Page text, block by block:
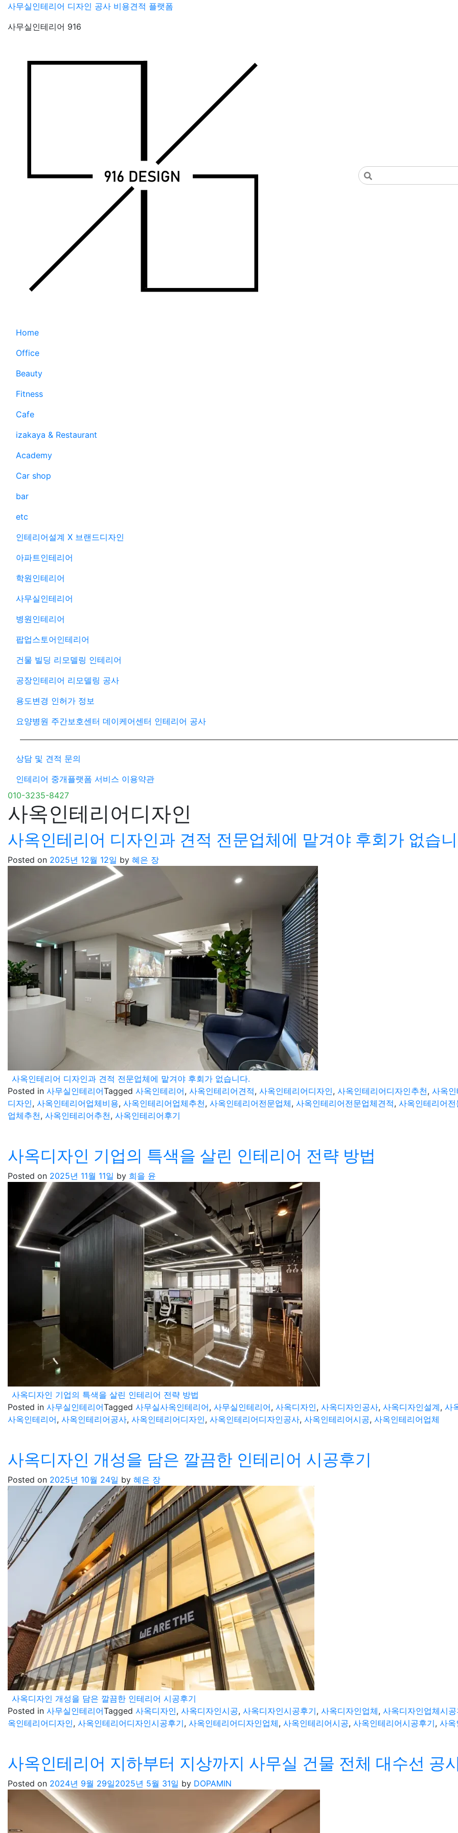
Skip
content
사무실인테리어 디자인 공사 비용견적 플랫폼
사무실인테리어 916
Home
Office
Beauty
Fitness
Cafe
izakaya & Restaurant
Academy
Car shop
bar
etc
인테리어설계 X 브랜드디자인
아파트인테리어
학원인테리어
사무실인테리어
병원인테리어
팝업스토어인테리어
건물 빌딩 리모델링 인테리어
공장인테리어 리모델링 공사
용도변경 인허가 정보
요양병원 주간보호센터 데이케어센터 인테리어 공사
상담 및 견적 문의
인테리어 중개플랫폼 서비스 이용약관
010-3235-8427
사옥인테리어디자인
사옥인테리어 디자인과 견적 전문업체에 맡겨야 후회가 없습
Posted on 2025년 12월 12일 by 혜은 장
사옥인테리어 디자인과 견적 전문업체에 맡겨야 후회가 없습니다.
Posted in 사무실인테리어Tagged 사옥인테리어, 사옥인테리어견적, 사옥인테리어디자인, 사옥인테리어디자인추천, 사옥
디자인, 사옥인테리어업체비용, 사옥인테리어업체추천, 사옥인테리어전문업체, 사옥인테리어전문업체견적, 사옥인테리어
업체추천, 사옥인테리어추천, 사옥인테리어후기
사옥디자인 기업의 특색을 살린 인테리어 전략 방법
Posted on 2025년 11월 11일 by 희을 윤
사옥디자인 기업의 특색을 살린 인테리어 전략 방법
Posted in 사무실인테리어Tagged 사무실사옥인테리어, 사무실인테리어, 사옥디자인, 사옥디자인공사, 사옥디자인설계, 사
사옥인테리어, 사옥인테리어공사, 사옥인테리어디자인, 사옥인테리어디자인공사, 사옥인테리어시공, 사옥인테리어업체
사옥디자인 개성을 담은 깔끔한 인테리어 시공후기
Posted on 2025년 10월 24일 by 혜은 장
사옥디자인 개성을 담은 깔끔한 인테리어 시공후기
Posted in 사무실인테리어Tagged 사옥디자인, 사옥디자인시공, 사옥디자인시공후기, 사옥디자인업체, 사옥디자인업체시
옥인테리어디자인, 사옥인테리어디자인시공후기, 사옥인테리어디자인업체, 사옥인테리어시공, 사옥인테리어시공후기, 사옥
사옥인테리어 지하부터 지상까지 사무실 건물 전체 대수선 공
Posted on 2024년 9월 29일2025년 5월 31일 by DOPAMIN